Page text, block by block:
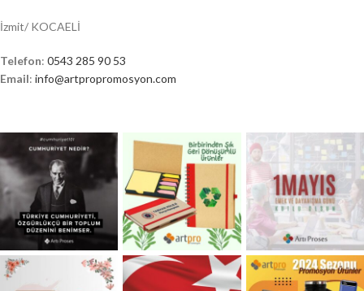
İzmit/ KOCAELİ
Telefon: 0543 285 90 53
Email: info@artpropromosyon.com